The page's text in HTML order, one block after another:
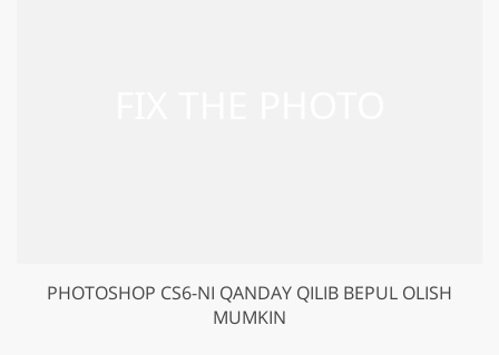
PHOTOSHOP CS6-NI QANDAY QILIB BEPUL OLISH
MUMKIN